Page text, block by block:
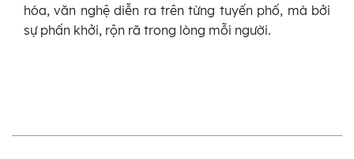
hóa, văn nghệ diễn ra trên từng tuyến phố, mà bởi
sự phấn khởi, rộn rã trong lòng mỗi người.